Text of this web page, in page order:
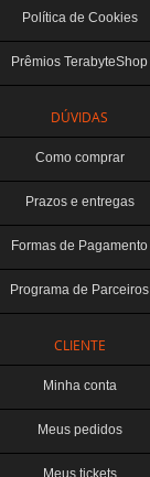
Política de Cookies
Prêmios TerabyteShop
DÚVIDAS
Como comprar
Prazos e entregas
Formas de Pagamento
Programa de Parceiros
CLIENTE
Minha conta
Meus pedidos
Meus tickets